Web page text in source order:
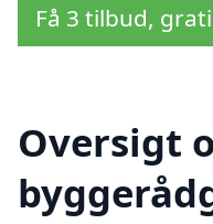
Få 3 tilbud,
Oversigt